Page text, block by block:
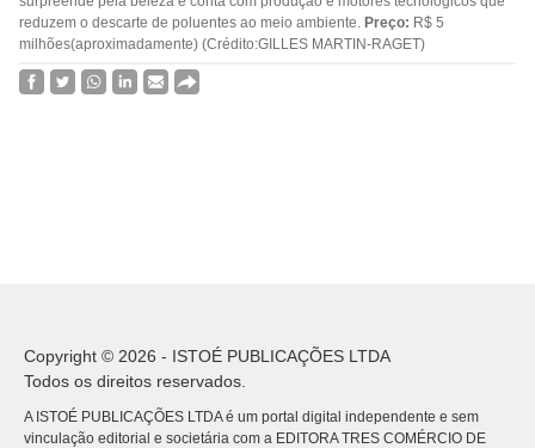
reduzem o descarte de poluentes ao meio ambiente. Preço: R$ 5
milhões(aproximadamente) (Crédito:GILLES MARTIN-RAGET)
Copyright © 2026 - ISTOÉ PUBLICAÇÕES LTDA
Todos os direitos reservados.
A ISTOÉ PUBLICAÇÕES LTDA é um portal digital independente e sem
vinculação editorial e societária com a EDITORA TRES COMÉRCIO DE